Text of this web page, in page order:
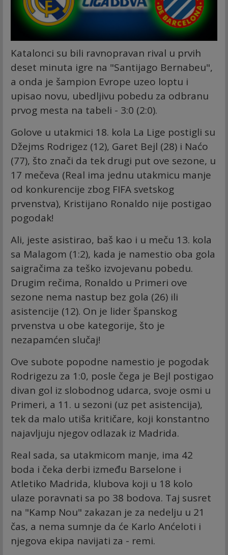
Katalonci su bili ravnopravan rival u prvih
deset minuta igre na "Santijago Bernabeu",
a onda je šampion Evrope uzeo loptu i
upisao novu, ubedljivu pobedu za odbranu
prvog mesta na tabeli - 3:0 (2:0).
Golove u utakmici 18. kola La Lige postigli su
Džejms Rodrigez (12), Garet Bejl (28) i Naćo
(77), što znači da tek drugi put ove sezone, u
17 mečeva (Real ima jednu utakmicu manje
od konkurencije zbog FIFA svetskog
prvenstva), Kristijano Ronaldo nije postigao
pogodak!
Ali, jeste asistirao, baš kao i u meču 13. kola
sa Malagom (1:2), kada je namestio oba gola
saigračima za teško izvojevanu pobedu.
Drugim rečima, Ronaldo u Primeri ove
sezone nema nastup bez gola (26) ili
asistencije (12). On je lider španskog
prvenstva u obe kategorije, što je
nezapamćen slučaj!
Ove subote popodne namestio je pogodak
Rodrigezu za 1:0, posle čega je Bejl postigao
divan gol iz slobodnog udarca, svoje osmi u
Primeri, a 11. u sezoni (uz pet asistencija),
tek da malo utiša kritičare, koji konstantno
najavljuju njegov odlazak iz Madrida.
Real sada, sa utakmicom manje, ima 42
boda i čeka derbi između Barselone i
Atletiko Madrida, klubova koji u 18 kolo
ulaze poravnati sa po 38 bodova. Taj susret
na "Kamp Nou" zakazan je za nedelju u 21
čas, a nema sumnje da će Karlo Anćeloti i
njegova ekipa navijati za - remi.